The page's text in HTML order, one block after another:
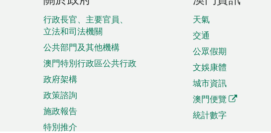
腳
菜
單
行政長官、主要官員、
立法和司法機關
公共部門及其他機構
澳門特別行政區公共行政
政府架構
政策諮詢
施政報告
特別推介
天氣
交通
公眾假期
文娛康體
城市資訊
澳門便覽
統計數字